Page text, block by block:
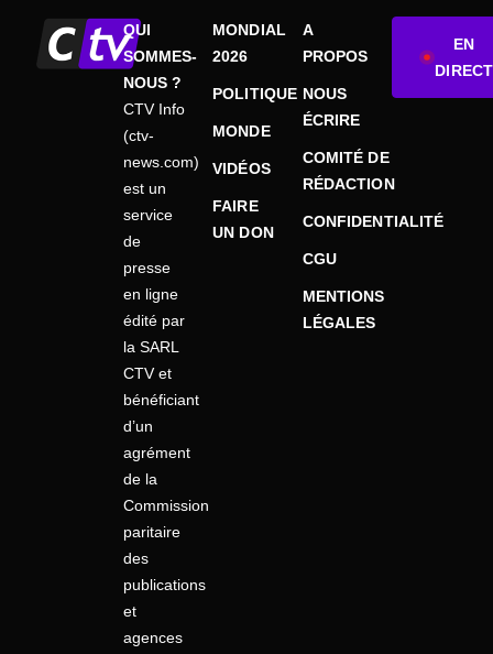
QUI
SOMMES-
NOUS ?
CTV Info
(ctv-
news.com)
est un
service
de
presse
en ligne
édité par
la SARL
CTV et
bénéficiant
d’un
agrément
de la
Commission
paritaire
des
publications
et
agences
MONDIAL
2026
POLITIQUE
MONDE
VIDÉOS
FAIRE
UN DON
A
PROPOS
NOUS
ÉCRIRE
COMITÉ DE
RÉDACTION
CONFIDENTIALITÉ
CGU
MENTIONS
LÉGALES
EN
DIRECT